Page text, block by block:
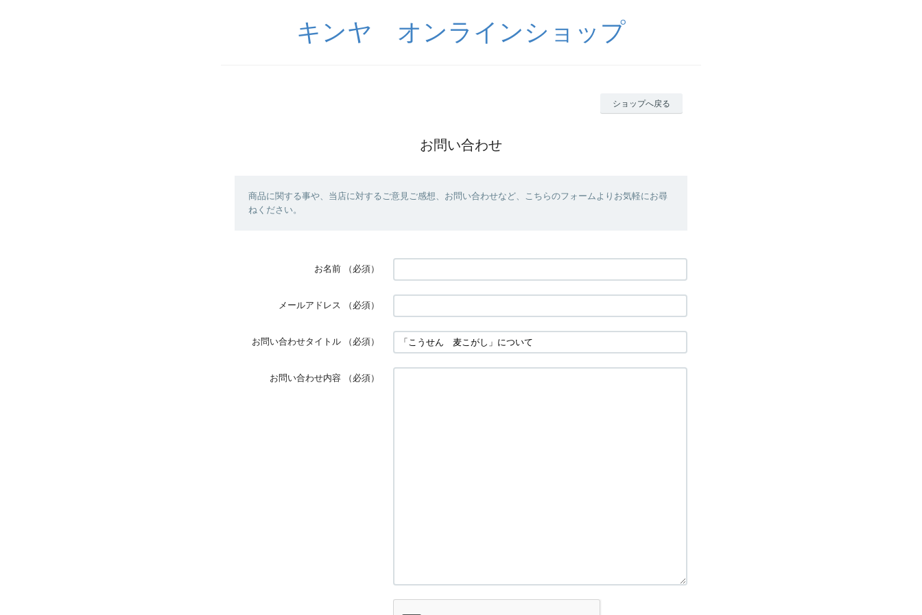
キンヤ オンラインショップ
ショップへ戻る
お問い合わせ
商品に関する事や、当店に対するご意見ご感想、お問い合わせなど、こちらのフォームよりお気軽にお尋
ねください。
お名前 （必須）
メールアドレス （必須）
お問い合わせタイトル （必須）
お問い合わせ内容 （必須）